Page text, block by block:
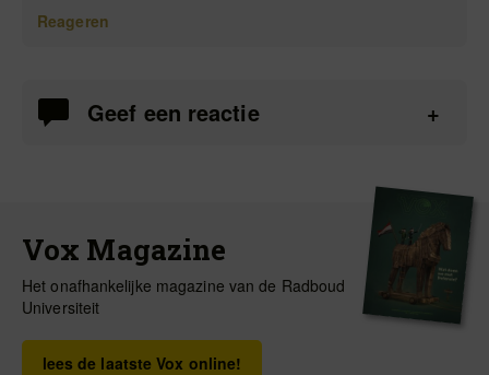
Reageren
Geef een reactie
Vox Magazine
Het onafhankelijke magazine van de Radboud
Universiteit
lees de laatste Vox online!